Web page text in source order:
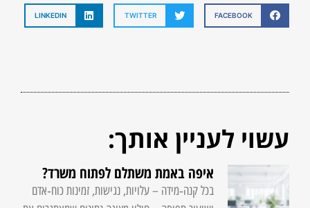
FACEBOOK
TWITTER
LINKEDIN
עשוי לעניין אותך:
איפה באמת משתלם לפתוח משרד?
בכל קנה‑מידה – עלויות, נגישות, זמינות כוח‑אדם